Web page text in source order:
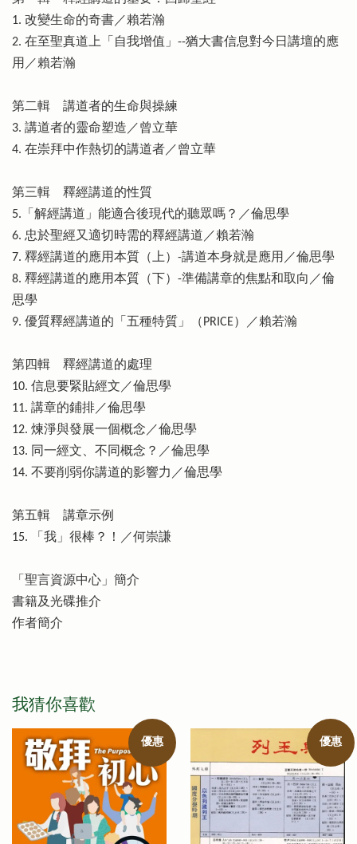
1. 改變生命的奇書／賴若瀚
2. 在至聖真道上「自我增值」--猶大書信息對今日講壇的應
用／賴若瀚
第二輯 講道者的生命與操練
3. 講道者的靈命塑造／曾立華
4. 在崇拜中作熱切的講道者／曾立華
第三輯 釋經講道的性質
5.「解經講道」能適合後現代的聽眾嗎？／倫思學
6. 忠於聖經又適切時需的釋經講道／賴若瀚
7. 釋經講道的應用本質（上）-講道本身就是應用／倫思學
8. 釋經講道的應用本質（下）-準備講章的焦點和取向／倫
思學
9. 優質釋經講道的「五種特質」（PRICE）／賴若瀚
第四輯 釋經講道的處理
10. 信息要緊貼經文／倫思學
11. 講章的鋪排／倫思學
12. 煉淨與發展一個概念／倫思學
13. 同一經文、不同概念？／倫思學
14. 不要削弱你講道的影響力／倫思學
第五輯 講章示例
15. 「我」很棒？！／何崇謙
「聖言資源中心」簡介
書籍及光碟推介
作者簡介
我猜你喜歡
優惠 優惠